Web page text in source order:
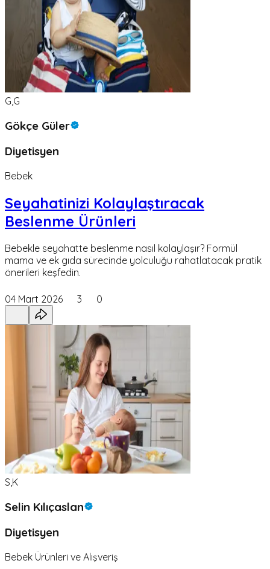
G,G
Gökçe Güler
Diyetisyen
Bebek
Seyahatinizi Kolaylaştıracak
Beslenme Ürünleri
Bebekle seyahatte beslenme nasıl kolaylaşır? Formül
mama ve ek gıda sürecinde yolculuğu rahatlatacak pratik
önerileri keşfedin.
04 Mart 2026 3 0
S,K
Selin Kılıçaslan
Diyetisyen
Bebek Ürünleri ve Alışveriş